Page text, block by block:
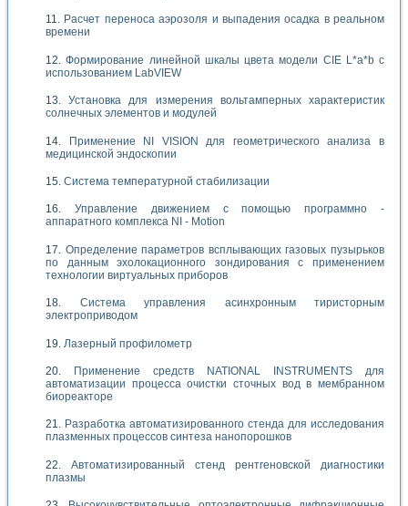
Расчет переноса аэрозоля и выпадения осадка в реальном
времени
Формирование линейной шкалы цвета модели CIE L*a*b с
использованием LabVIEW
Установка для измерения вольтамперных характеристик
солнечных элементов и модулей
Применение NI VISION для геометрического анализа в
медицинской эндоскопии
Система температурной стабилизации
Управление движением с помощью программно -
аппаратного комплекса NI - Motion
Определение параметров всплывающих газовых пузырьков
по данным эхолокационного зондирования с применением
технологии виртуальных приборов
Система управления асинхронным тиристорным
электроприводом
Лазерный профилометр
Применение средств NATIONAL INSTRUMENTS для
автоматизации процесса очистки сточных вод в мембранном
биореакторе
Разработка автоматизированного стенда для исследования
плазменных процессов синтеза нанопорошков
Автоматизированный стенд рентгеновской диагностики
плазмы